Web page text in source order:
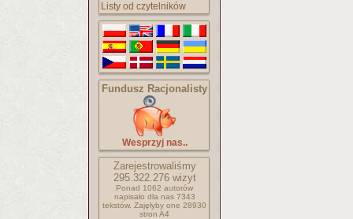
Listy od czytelników
Fundusz Racjonalisty
Wesprzyj nas..
Zarejestrowaliśmy
295.322.276wizyt
Ponad 1062 autorów
napisało dla nas 7343
tekstów. Zajęłyby one 28930
stron A4